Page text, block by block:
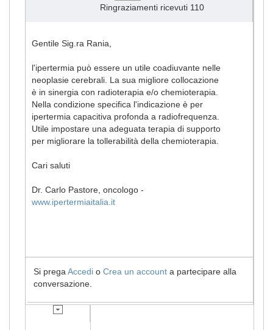
Ringraziamenti ricevuti 110
Gentile Sig.ra Rania,
l'ipertermia può essere un utile coadiuvante nelle
neoplasie cerebrali. La sua migliore collocazione
è in sinergia con radioterapia e/o chemioterapia.
Nella condizione specifica l'indicazione è per
ipertermia capacitiva profonda a radiofrequenza.
Utile impostare una adeguata terapia di supporto
per migliorare la tollerabilità della chemioterapia.
Cari saluti
Dr. Carlo Pastore, oncologo -
www.ipertermiaitalia.it
Si prega Accedi o Crea un account a partecipare alla
conversazione.